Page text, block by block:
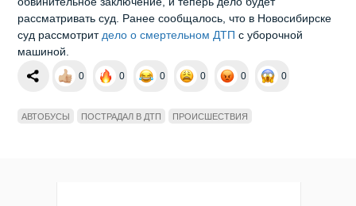
рассматривать суд. Ранее сообщалось, что в Новосибирске
суд рассмотрит дело о смертельном ДТП с уборочной
машиной.
0 0 0 0 0 0
АВТОБУСЫ ПОСТРАДАЛ В ДТП ПРОИСШЕСТВИЯ